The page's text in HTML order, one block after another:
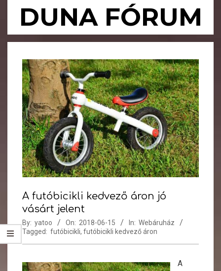
DUNA FÓRUM
Primary
Menu
A futóbicikli kedvező áron jó
vásárt jelent
By: yatoo On: 2018-06-15 In: Webáruház
Tagged: futóbicikli, futóbicikli kedvező áron
A